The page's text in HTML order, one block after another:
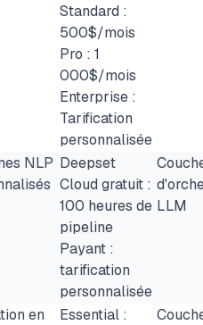
Standard :
500$/mois
Pro : 1
000$/mois
Enterprise :
Tarification
personnalisée
NLP Deepset
Cloud gratuit :
100 heures de
pipeline
Payant :
tarification
personnalisée
LLM
en
Essential :